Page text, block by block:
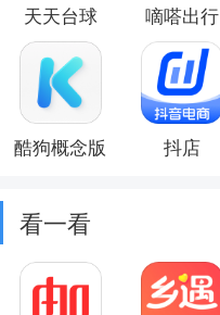
天天台球 嘀嗒出行
酷狗概念版 抖店
看一看